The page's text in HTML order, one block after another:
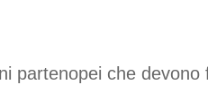
partenopei che